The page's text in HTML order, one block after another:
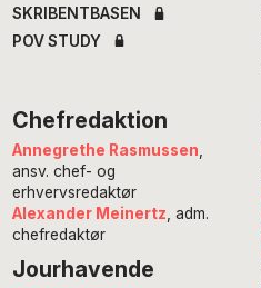
SKRIBENTBASEN
POV STUDY
Chefredaktion
Annegrethe Rasmussen
ansv. chef- og
erhvervsredaktør
Alexander Meinertz , adm.
chefredaktør
Jourhavende